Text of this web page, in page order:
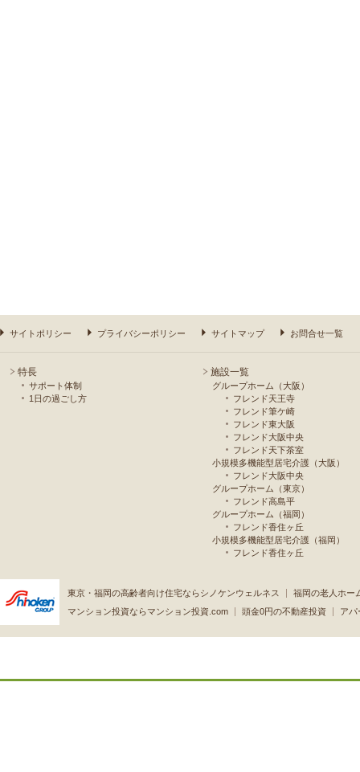
サイトポリシー プライバシーポリシー サイトマップ お問合せ一覧
特長
サポート体制
1日の過ごし方
施設一覧
グループホーム（大阪）
フレンド天王寺
フレンド筆ケ崎
フレンド東大阪
フレンド大阪中央
フレンド天下茶室
小規模多機能型居宅介護（大阪）
フレンド大阪中央
グループホーム（東京）
フレンド高島平
グループホーム（福岡）
フレンド香住ヶ丘
小規模多機能型居宅介護（福岡）
フレンド香住ヶ丘
東京・福岡の高齢者向け住宅ならシノケンウェルネス
福岡の老人ホー
マンション投資ならマンション投資.com
頭金0円の不動産投資 アパ